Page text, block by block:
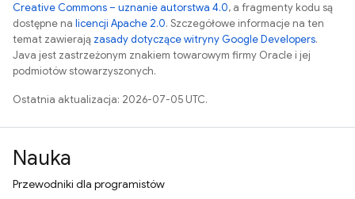
Creative Commons – uznanie autorstwa 4.0, a fragmenty kodu są
dostępne na licencji Apache 2.0. Szczegółowe informacje na ten
temat zawierają zasady dotyczące witryny Google Developers.
Java jest zastrzeżonym znakiem towarowym firmy Oracle i jej
podmiotów stowarzyszonych.
Ostatnia aktualizacja: 2026-07-05 UTC.
Nauka
Przewodniki dla programistów